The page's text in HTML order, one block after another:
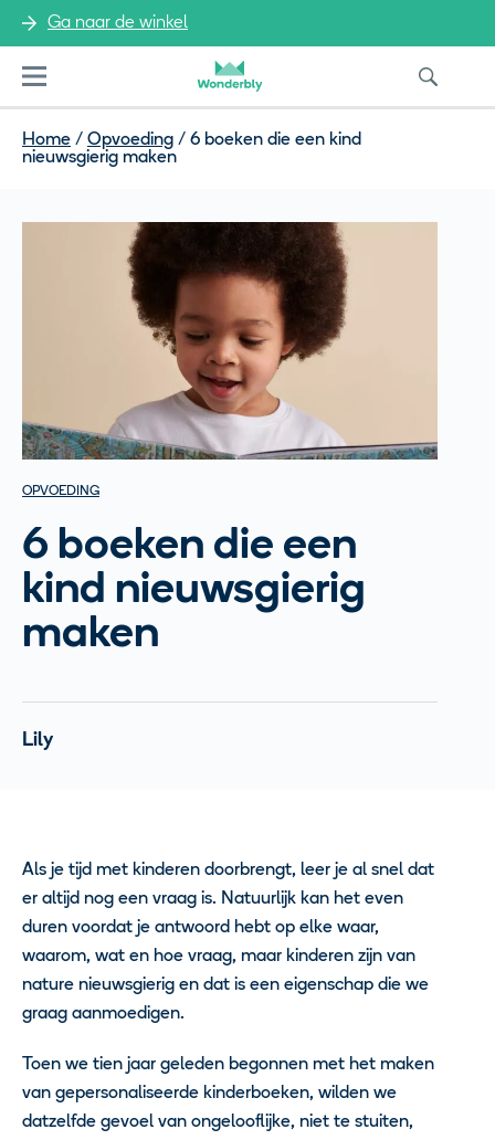
Ga naar de winkel
Menu
Home / Opvoeding / 6 boeken die een kind
nieuwsgierig maken
OPVOEDING
6 boeken die een
kind nieuwsgierig
maken
Lily
Als je tijd met kinderen doorbrengt, leer je al snel dat
er altijd nog een vraag is. Natuurlijk kan het even
duren voordat je antwoord hebt op elke waar,
waarom, wat en hoe vraag, maar kinderen zijn van
nature nieuwsgierig en dat is een eigenschap die we
graag aanmoedigen.
Toen we tien jaar geleden begonnen met het maken
van gepersonaliseerde kinderboeken, wilden we
datzelfde gevoel van ongelooflijke, niet te stuiten,